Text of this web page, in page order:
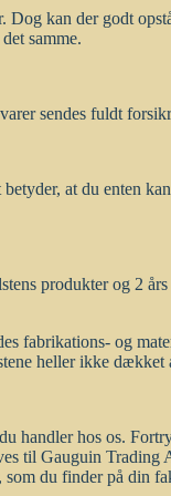
Dog kan der godt
samme.
sendes fuldt
at du enten
produkter og 2
fabrikations- og
heller ikke
handler hos os.
til Gauguin
som du finder på din